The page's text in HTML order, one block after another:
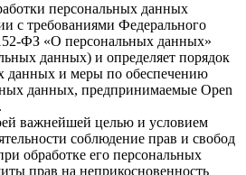
персональных данных
с требованиями Федерального
ФЗ «О персональных данных»
данных) и определяет порядок
данных и меры по обеспечению
данных, предпринимаемые Open
важнейшей целью и условием
соблюдение прав и свобод
обработке его персональных
прав на неприкосновенность